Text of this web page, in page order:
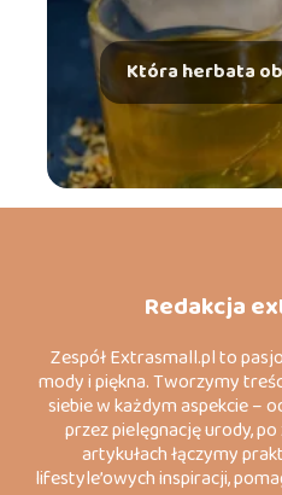
Która herbata
Redakcja
Zespół Extrasmall.pl to
mody i piękna. Tworzymy
siebie w każdym aspekcie –
przez pielęgnację urody,
artykułach łączymy
lifestyle’owych inspiracji,